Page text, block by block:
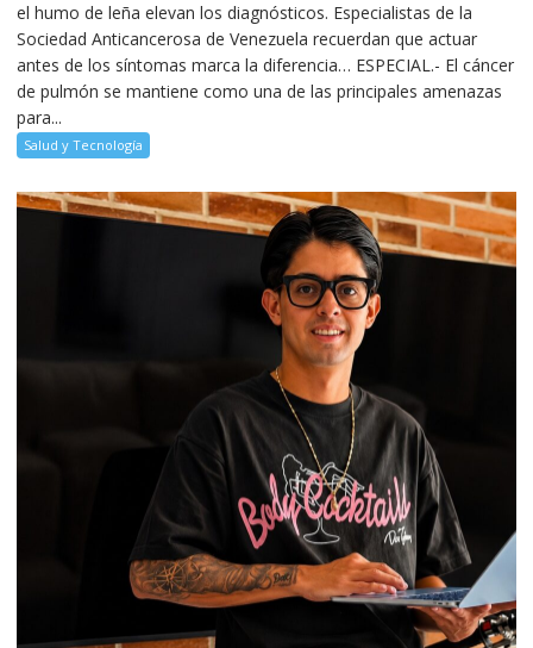
el humo de leña elevan los diagnósticos. Especialistas de la
Sociedad Anticancerosa de Venezuela recuerdan que actuar
antes de los síntomas marca la diferencia… ESPECIAL.- El cáncer
de pulmón se mantiene como una de las principales amenazas
para...
Salud y Tecnología